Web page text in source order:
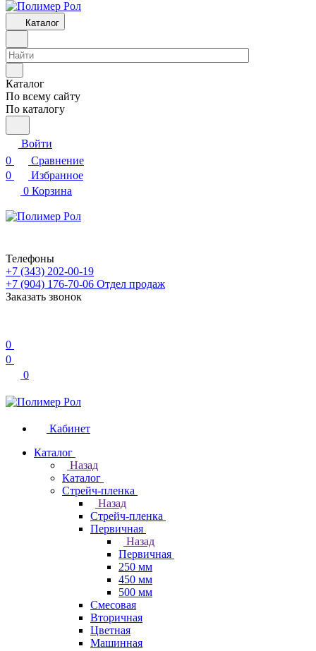
Каталог
Каталог
По всему сайту
По каталогу
Войти
0
Сравнение
0
Избранное
0 Корзина
Телефоны
+7 (343) 202-00-19
+7 (904) 176-70-06 Отдел продаж
Заказать звонок
0
0
0
Кабинет
Каталог
Назад
Каталог
Стрейч-пленка
Назад
Стрейч-пленка
Первичная
Назад
Первичная
250 мм
450 мм
500 мм
Смесовая
Вторичная
Цветная
Машинная